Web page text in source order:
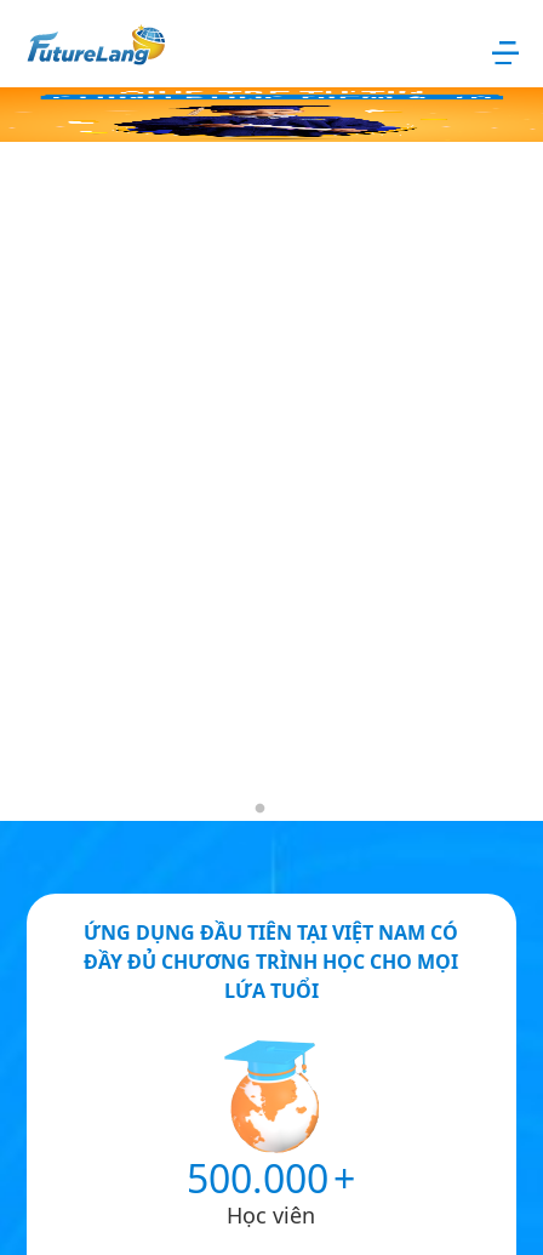
ỨNG DỤNG ĐẦU TIÊN TẠI VIỆT NAM CÓ
ĐẦY ĐỦ CHƯƠNG TRÌNH HỌC CHO MỌI
LỨA TUỔI
500.000+
Học viên